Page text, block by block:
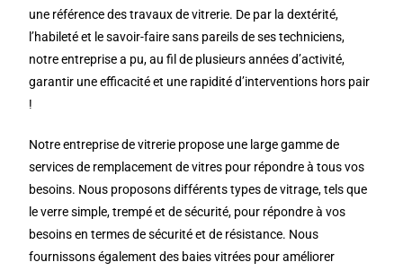
une référence des travaux de vitrerie. De par la dextérité,
l’habileté et le savoir-faire sans pareils de ses techniciens,
notre entreprise a pu, au fil de plusieurs années d’activité,
garantir une efficacité et une rapidité d’interventions hors pair
!
Notre entreprise de vitrerie propose une large gamme de
services de remplacement de vitres pour répondre à tous vos
besoins. Nous proposons différents types de vitrage, tels que
le verre simple, trempé et de sécurité, pour répondre à vos
besoins en termes de sécurité et de résistance. Nous
fournissons également des baies vitrées pour améliorer